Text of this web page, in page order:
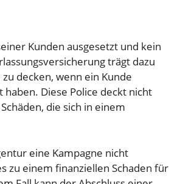
Kunden ausgesetzt und kein
trägt dazu
decken, wenn ein Kunde
Diese Police deckt nicht
die sich in einem
eine Kampagne nicht
zu einem finanziellen Schaden für